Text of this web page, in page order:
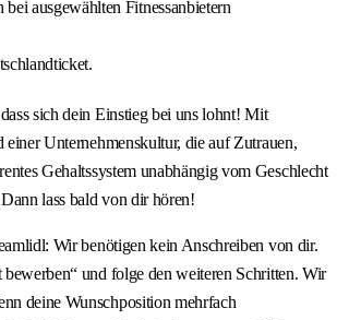
ausgewählten Fitnessanbietern
sich dein Einstieg bei uns lohnt! Mit
einer Unternehmenskultur, die auf Zutrauen,
Gehaltssystem unabhängig vom Geschlecht
lass bald von dir hören!
Wir benötigen kein Anschreiben von dir.
und folge den weiteren Schritten. Wir
deine Wunschposition mehrfach